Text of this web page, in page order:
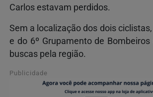
Carlos estavam perdidos.
Sem a localização dos dois
e do 6º Grupamento de
buscas pela região.
Publicidade